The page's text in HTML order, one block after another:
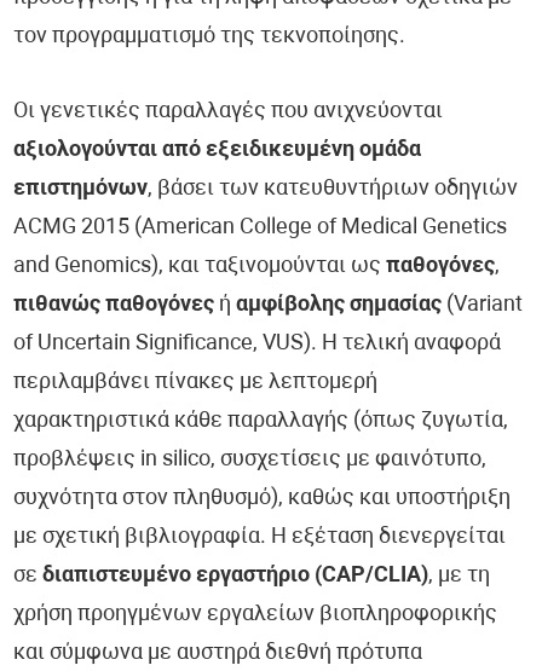
τον προγραμματισμό της τεκνοποίησης.
Οι γενετικές παραλλαγές που ανιχνεύονται
αξιολογούνται από εξειδικευμένη ομάδα
επιστημόνων, βάσει των κατευθυντήριων οδηγιών
ACMG 2015 (American College of Medical Genetics
and Genomics), και ταξινομούνται ωςπαθογόνες,
πιθανώς παθογόνες ήαμφίβολης σημασίας (Variant
of Uncertain Significance, VUS). Η τελική αναφορά
περιλαμβάνει πίνακες με λεπτομερή
χαρακτηριστικά κάθε παραλλαγής (όπως ζυγωτία,
προβλέψεις in silico, συσχετίσεις με φαινότυπο,
συχνότητα στον πληθυσμό), καθώς και υποστήριξη
με σχετική βιβλιογραφία. Η εξέταση διενεργείται
σεδιαπιστευμένο εργαστήριο (CAP/CLIA), με τη
χρήση προηγμένων εργαλείων βιοπληροφορικής
και σύμφωνα με αυστηρά διεθνή πρότυπα